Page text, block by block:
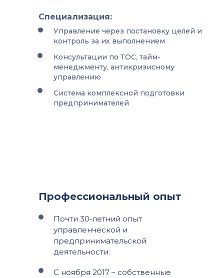
Специализация:
Управление через постановку целей и
контроль за их выполнением
Консультации по ТОС, тайм-
менеджменту, антикризисному
управлению
Система комплексной подготовки
предпринимателей
Почти 30-летний опыт
управленческой и
предпринимательской
деятельности:
С ноября 2017 – собственные
Профессиональный опыт